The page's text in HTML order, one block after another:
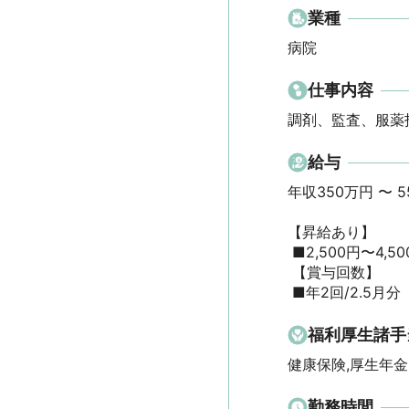
業種
病院
仕事内容
調剤、監査、服
給与
年収350万円 〜
【昇給あり】
■年2回/2.5月分
福利厚生諸
健康保険,厚生年